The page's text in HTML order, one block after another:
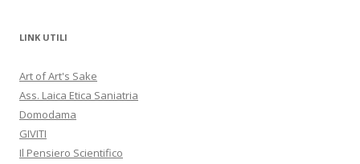
LINK UTILI
Art of Art's Sake
Ass. Laica Etica Saniatria
Domodama
GIVITI
Il Pensiero Scientifico